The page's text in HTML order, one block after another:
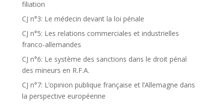
filiation
CJ n°3: Le médecin devant la loi pénale
CJ n°5: Les relations commerciales et industrielles
franco-allemandes
CJ n°6: Le système des sanctions dans le droit pénal
des mineurs en R.F.A.
CJ n°7: L’opinion publique française et l’Allemagne dans
la perspective européenne